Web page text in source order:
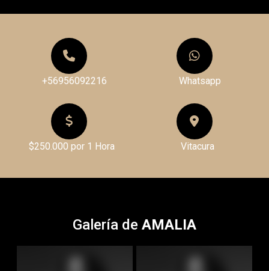
+56956092216 Whatsapp
$250.000 por 1 Hora Vitacura
Galería de AMALIA